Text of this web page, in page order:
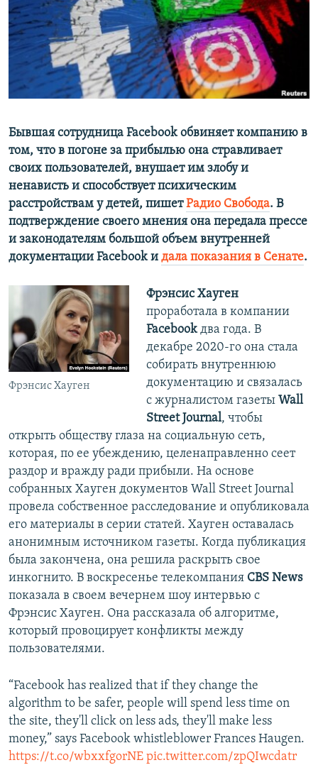
ПОБЕДИТЕЛЕЙ НЕ СУДЯТ?
КРЫМ.НЕПОКОРЕННЫЙ
ELIFBE
УКРАИНСКАЯ ПРОБЛЕМА КРЫМА
ПРИСОЕДИНЯЙТЕСЬ!
Бывшая сотрудница Facebookобвиняет компанию в
том, что в погоне за прибылью она стравливает
своих пользователей, внушает им злобу и
ненависть и способствует психическим
расстройствам у детей, пишетРадио Свобода. В
подтверждение своего мнения она передала прессе
и законодателям большой объем внутренней
документации Facebook и дала показания в Сенате.
Фрэнсис Хауген
Фрэнсис Хауген
проработала в компании
Facebookдва года. В
декабре 2020-го она стала
собирать внутреннюю
документацию и связалась
с журналистом газеты Wall
Street Journal, чтобы
открыть обществу глаза на социальную сеть,
которая, по ее убеждению, целенаправленно сеет
раздор и вражду ради прибыли. На основе
собранных Хауген документов Wall Street Journal
провела собственное расследование и опубликовала
его материалы в серии статей. Хауген оставалась
анонимным источником газеты. Когда публикация
была закончена, она решила раскрыть свое
инкогнито. В воскресенье телекомпания CBS News
показала в своем вечернем шоу интервью с
Фрэнсис Хауген. Она рассказала об алгоритме,
который провоцирует конфликты между
пользователями.
“Facebook has realized that if they change the
algorithm to be safer, people will spend less time on
the site, they'll click on less ads, they'll make less
money,” says Facebook whistleblower Frances Haugen.
https://t.co/wbxxfgorNE pic.twitter.com/zpQIwcdatr